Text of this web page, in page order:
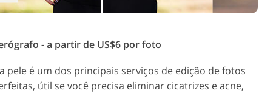
- a partir de US$6 por foto
pele é um dos principais serviços de edição de fotos
útil se você precisa eliminar cicatrizes e acne,